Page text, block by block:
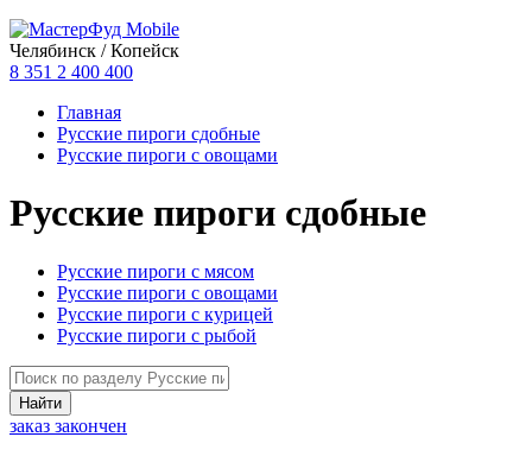
Челябинск / Копейск
8 351 2 400 400
Главная
Русские пироги сдобные
Русские пироги с овощами
Русские пироги сдобные
Русские пироги с мясом
Русские пироги с овощами
Русские пироги с курицей
Русские пироги с рыбой
заказ закончен